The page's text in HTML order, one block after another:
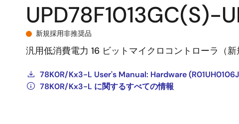
ン
く
ず
UPD78F1013GC(S)-
新規採用非推奨品
汎用低消費電力 16 ビットマイクロコントローラ（新
78K0R/Kx3-L User's Manual: Hardware
78K0R/Kx3-L に関するすべての情報